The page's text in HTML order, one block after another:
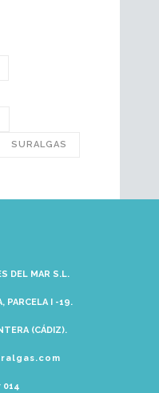
SURALGAS
DEL MAR S.L.
PARCELA I -19.
(CÁDIZ).
014